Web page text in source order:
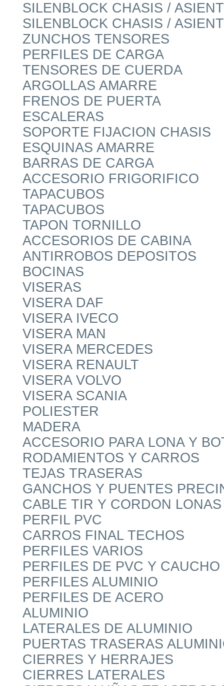
SILENBLOCK CHASIS /
SILENBLOCK CHASIS /
ZUNCHOS TENSORES
PERFILES DE CARGA
TENSORES DE CUERDA
ARGOLLAS AMARRE
FRENOS DE PUERTA
ESCALERAS
SOPORTE FIJACION CHASIS
ESQUINAS AMARRE
BARRAS DE CARGA
ACCESORIO FRIGORIFICO
TAPACUBOS
TAPACUBOS
TAPON TORNILLO
ACCESORIOS DE CABINA
ANTIRROBOS DEPOSITOS
BOCINAS
VISERAS
VISERA DAF
VISERA IVECO
VISERA MAN
VISERA MERCEDES
VISERA RENAULT
VISERA VOLVO
VISERA SCANIA
POLIESTER
MADERA
ACCESORIO PARA LONA Y
RODAMIENTOS Y CARROS
TEJAS TRASERAS
GANCHOS Y PUENTES
CABLE TIR Y CORDON LONAS
PERFIL PVC
CARROS FINAL TECHOS
PERFILES VARIOS
PERFILES DE PVC Y CAUCHO
PERFILES ALUMINIO
PERFILES DE ACERO
ALUMINIO
LATERALES DE ALUMINIO
PUERTAS TRASERAS
CIERRES Y HERRAJES
CIERRES LATERALES